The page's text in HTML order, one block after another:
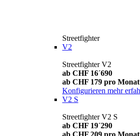
Streetfighter
V2
Streetfighter V2
ab CHF 16´690
ab CHF 179 pro
Konfigurieren mehr
V2 S
Streetfighter V2 S
ab CHF 19´290
ab CHF 209 pro